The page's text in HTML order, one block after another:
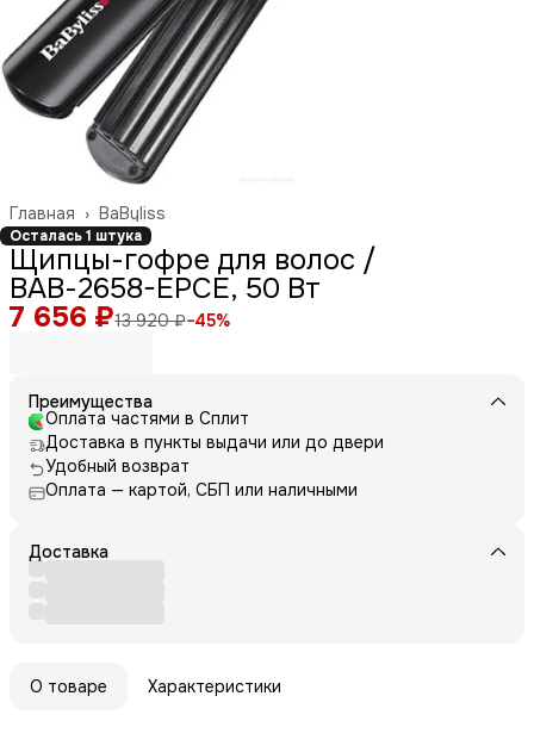
BaByliss
Главная ›
Осталась 1 штука
Щипцы-гофре для волос /
ВАВ-2658-EPCE, 50 Вт
7 656 ₽13 920 ₽−45%
Преимущества
Оплата частями в Сплит
Доставка в пункты выдачи или до двери
Удобный возврат
Оплата — картой, СБП или наличными
Доставка
О товаре Характеристики